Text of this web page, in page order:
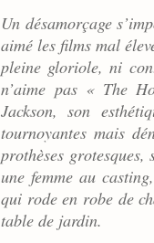
Un désamorçage
aimé les films mal
pleine gloriole, ni
n’aime pas « The
Jackson, son
tournoyantes mais
prothèses
une femme au
qui rode en robe de
table de jardin.